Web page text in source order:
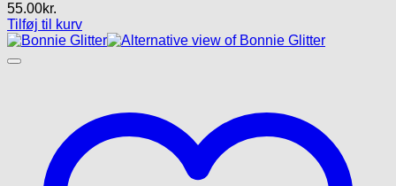
55.00kr.
Tilføj til kurv